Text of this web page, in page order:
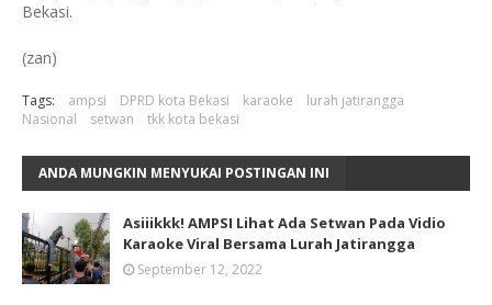
Bekasi.
(zan)
Tags: ampsi DPRD kota Bekasi karaoke
lurah jatirangga
Nasional
setwan tkk kota bekasi
ANDA MUNGKIN MENYUKAI POSTINGAN INI
Asiiikkk! AMPSI Lihat Ada Setwan Pada Vidio
Karaoke Viral Bersama Lurah Jatirangga
September 12, 2022